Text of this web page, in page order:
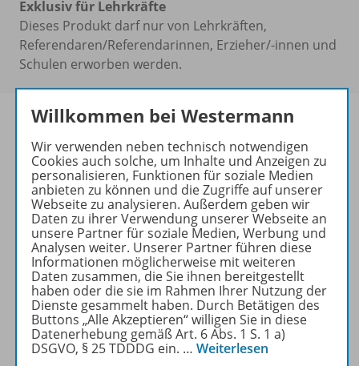
Exklusiv für Lehrkräfte
Dieses Produkt darf nur von Lehrkräften,
Referendaren/Referendarinnen, Erzieher/-innen und
Schulen erworben werden.
Produktinformationen
Beschreibung
Zugehörige Produkte
Benachrichtigungs-Service
Willkommen bei Westermann
Wir verwenden neben technisch notwendigen
Cookies auch solche, um Inhalte und Anzeigen zu
personalisieren, Funktionen für soziale Medien
anbieten zu können und die Zugriffe auf unserer
Webseite zu analysieren. Außerdem geben wir
Daten zu ihrer Verwendung unserer Webseite an
unsere Partner für soziale Medien, Werbung und
Analysen weiter. Unserer Partner führen diese
Informationen möglicherweise mit weiteren
Daten zusammen, die Sie ihnen bereitgestellt
haben oder die sie im Rahmen Ihrer Nutzung der
Dienste gesammelt haben. Durch Betätigen des
Buttons „Alle Akzeptieren“ willigen Sie in diese
Datenerhebung gemäß Art. 6 Abs. 1 S. 1 a)
DSGVO, § 25 TDDDG ein. … Weiterlesen